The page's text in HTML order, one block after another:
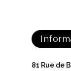
81 Rue de